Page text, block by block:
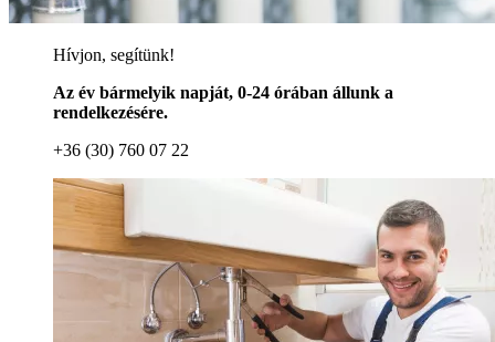
Hívjon, segítünk!
Az év bármelyik napját, 0-24 órában állunk a
rendelkezésére.
+36 (30) 760 07 22